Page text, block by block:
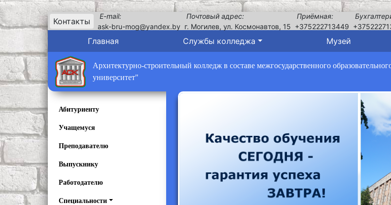
Контакты
E-mail:
ask-bru-mog@yandex.by
Почтовый адрес:
г. Могилев, ул. Космонавтов, 15
Приёмная:
+375222713449
Главная Службы колледжа Музей
Архитектурно-строительный колледж в составе межгосударственного
университет"
Абитуриенту
Учащемуся
Преподавателю
Выпускнику
Работодателю
Специальности